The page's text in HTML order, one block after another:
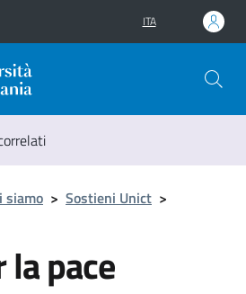
ITA
siamo > Sostieni Unict >
la pace